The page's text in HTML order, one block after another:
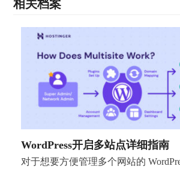
相关档案
WordPress开启多站点详细指南
对于想要方便管理多个网站的